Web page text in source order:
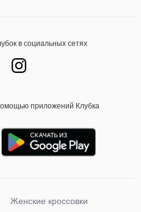
в социальных сетях
приложений Клубка
Женские кроссовки